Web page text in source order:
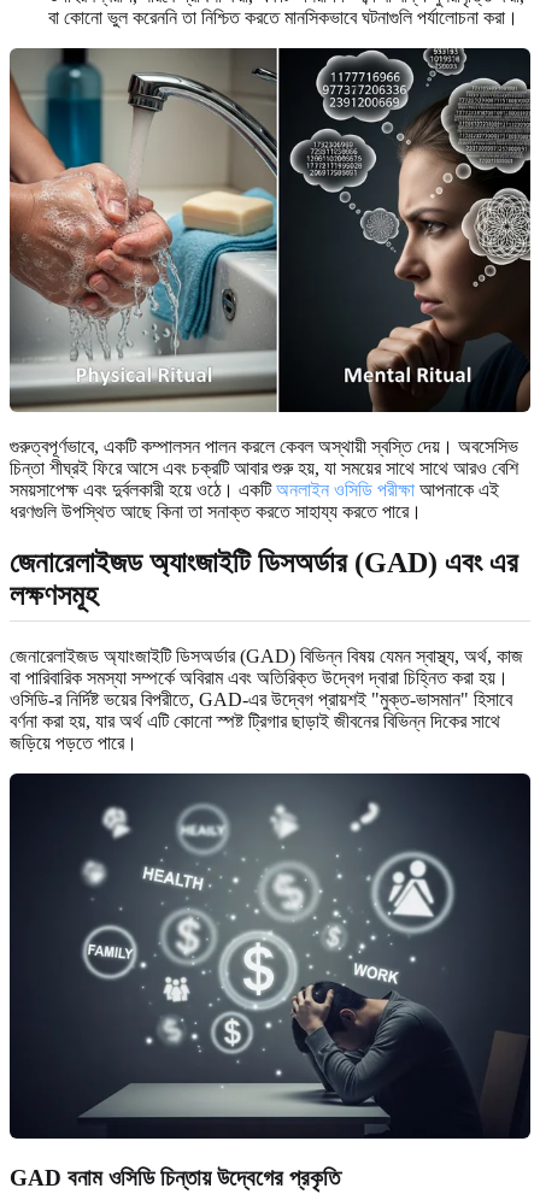
বা কোনো ভুল করেননি তা নিশ্চিত করতে মানসিকভাবে ঘটনাগুলি পর্যালোচনা করা।
গুরুত্বপূর্ণভাবে, একটি কম্পালসন পালন করলে কেবল অস্থায়ী স্বস্তি দেয়। অবসেসিভ
চিন্তা শীঘ্রই ফিরে আসে এবং চক্রটি আবার শুরু হয়, যা সময়ের সাথে সাথে আরও বেশি
সময়সাপেক্ষ এবং দুর্বলকারী হয়ে ওঠে। একটিঅনলাইন ওসিডি পরীক্ষা আপনাকে এই
ধরণগুলি উপস্থিত আছে কিনা তা সনাক্ত করতে সাহায্য করতে পারে।
জেনারেলাইজড অ্যাংজাইটি ডিসঅর্ডার (GAD) এবং এর
লক্ষণসমূহ
জেনারেলাইজড অ্যাংজাইটি ডিসঅর্ডার (GAD) বিভিন্ন বিষয় যেমন স্বাস্থ্য, অর্থ, কাজ
বা পারিবারিক সমস্যা সম্পর্কে অবিরাম এবং অতিরিক্ত উদ্বেগ দ্বারা চিহ্নিত করা হয়।
ওসিডি-র নির্দিষ্ট ভয়ের বিপরীতে, GAD-এর উদ্বেগ প্রায়শই "মুক্ত-ভাসমান" হিসাবে
বর্ণনা করা হয়, যার অর্থ এটি কোনো স্পষ্ট ট্রিগার ছাড়াই জীবনের বিভিন্ন দিকের সাথে
জড়িয়ে পড়তে পারে।
GAD বনাম ওসিডি চিন্তায় উদ্বেগের প্রকৃতি